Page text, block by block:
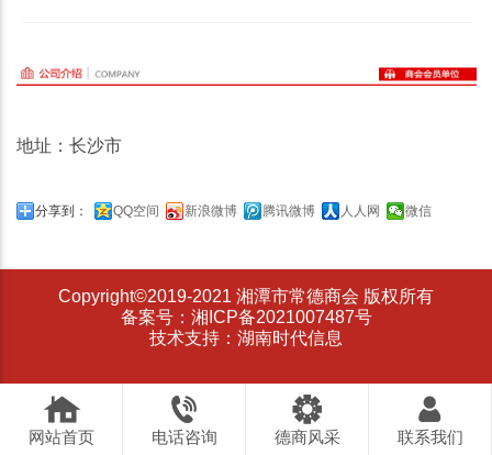
地址：长沙市
分享到： QQ空间 新浪微博 腾讯微博 人人网 微信
Copyright©2019-2021 湘潭市常德商会 版权所有
备案号：湘ICP备2021007487号
技术支持：湖南时代信息
网站首页 电话咨询 德商风采 联系我们